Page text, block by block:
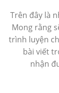
Trên đây là
Mong rằng
trình luyện
bài viết
nhận